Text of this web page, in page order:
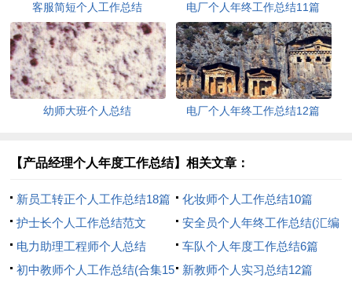
客服简短个人工作总结 电厂个人年终工作总结11篇
幼师大班个人总结 电厂个人年终工作总结12篇
【产品经理个人年度工作总结】相关文章：
新员工转正个人工作总结18篇
化妆师个人工作总结10篇
护士长个人工作总结范文
安全员个人年终工作总结(汇编
15篇)
电力助理工程师个人总结
车队个人年度工作总结6篇
初中教师个人工作总结(合集15
新教师个人实习总结12篇